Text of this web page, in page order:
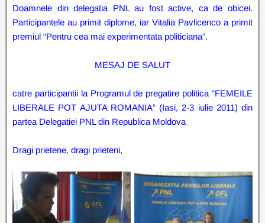
Doamnele din delegatia PNL au fost active, ca de obicei.
Participantele au primit diplome, iar Vitalia Pavlicenco a primit
premiul “Pentru cea mai experimentata politiciana”.
MESAJ DE SALUT
catre participantii la Programul de pregatire politica “FEMEILE
LIBERALE POT AJUTA ROMANIA” (Iasi, 2-3 iulie 2011) din
partea Delegatiei PNL din Republica Moldova
Dragi prietene, dragi prieteni,